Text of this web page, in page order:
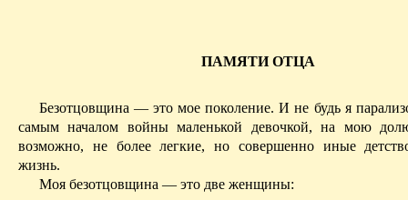
ПАМЯТИ ОТЦА
Безотцовщина — это мое поколение. И не будь я
самым началом войны маленькой девочкой, на мою
возможно, не более легкие, но совершенно иные
жизнь.
Моя безотцовщина — это две женщины: